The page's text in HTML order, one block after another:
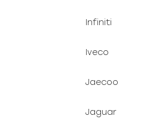
Infiniti
Iveco
Jaecoo
Jaguar